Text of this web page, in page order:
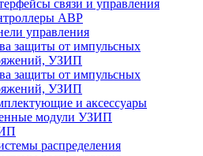
связи и управления
АВР
управления
защиты от импульсных
УЗИП
защиты от импульсных
УЗИП
и аксессуары
модули УЗИП
распределения